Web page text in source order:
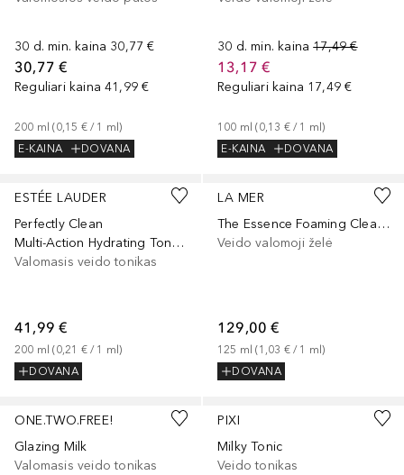
30 d. min. kaina 30,77 €
30,77 €
Reguliari kaina 41,99 €
200 ml (0,15 € / 1 ml)
E-KAINA
DOVANA
30 d. min. kaina 17,49 €
13,17 €
Reguliari kaina 17,49 €
100 ml (0,13 € / 1 ml)
E-KAINA
DOVANA
ESTÉE LAUDER
Perfectly Clean
Multi-Action Hydrating Toning Lotion/Refiner
Valomasis veido tonikas
41,99 €
200 ml (0,21 € / 1 ml)
DOVANA
LA MER
The Essence Foaming Cleanser
Veido valomoji želė
129,00 €
125 ml (1,03 € / 1 ml)
DOVANA
ONE.TWO.FREE!
Glazing Milk
Valomasis veido tonikas
PIXI
Milky Tonic
Veido tonikas